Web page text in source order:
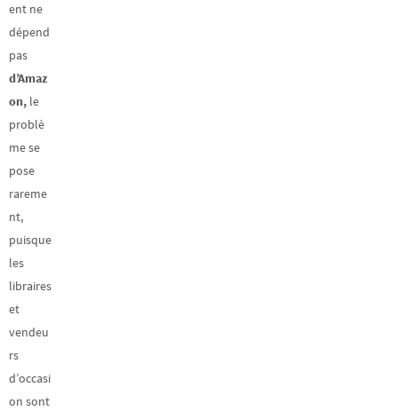
ent ne
dépend
pas
d’Amaz
on, le
problè
me se
pose
rareme
nt,
puisque
les
libraires
et
vendeu
rs
d’occasi
on sont